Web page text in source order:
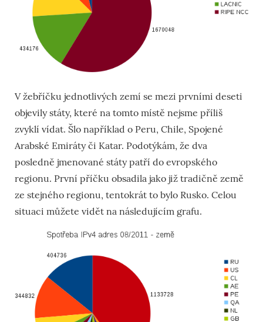
V žebříčku jednotlivých zemí se mezi prvními deseti
objevily státy, které na tomto místě nejsme příliš
zvyklí vídat. Šlo například o Peru, Chile, Spojené
Arabské Emiráty či Katar. Podotýkám, že dva
posledně jmenované státy patří do evropského
regionu. První příčku obsadila jako již tradičně země
ze stejného regionu, tentokrát to bylo Rusko. Celou
situaci můžete vidět na následujícím grafu.